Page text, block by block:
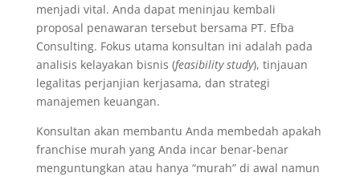
menjadi vital. Anda dapat meninjau kembali
proposal penawaran tersebut bersama PT. Efba
Consulting. Fokus utama konsultan ini adalah pada
analisis kelayakan bisnis (feasibility study), tinjauan
legalitas perjanjian kerjasama, dan strategi
manajemen keuangan.
Konsultan akan membantu Anda membedah apakah
franchise murah yang Anda incar benar-benar
menguntungkan atau hanya “murah” di awal namun